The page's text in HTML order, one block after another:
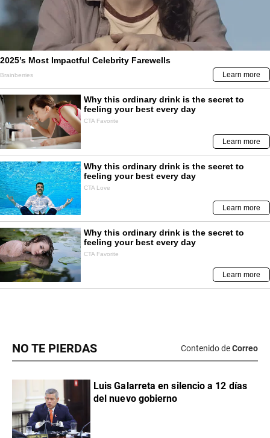
NO TE PIERDAS Contenido deCorreo
Luis Galarreta en silencio a 12 días
del nuevo gobierno